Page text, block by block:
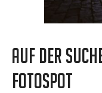
Auf der
Fotospot